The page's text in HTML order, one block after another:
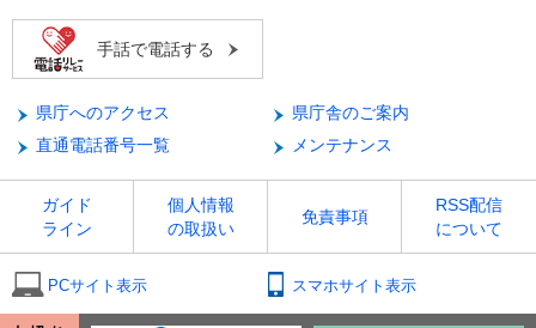
手話で電話する
県庁へのアクセス
県庁舎のご案内
直通電話番号一覧
メンテナンス
ガイド
ライン
個人情報
の取扱い
免責事項
RSS配信
について
PCサイト表示 スマホサイト表示